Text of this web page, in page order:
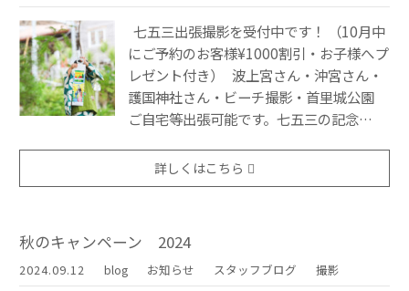
七五三出張撮影を受付中です！ （10月中
にご予約のお客様¥1000割引・お子様へプ
レゼント付き） 波上宮さん・沖宮さん・
護国神社さん・ビーチ撮影・首里城公園
ご自宅等出張可能です。七五三の記念…
詳しくはこちら
秋のキャンペーン 2024
2024.09.12 blog お知らせ スタッフブログ 撮影